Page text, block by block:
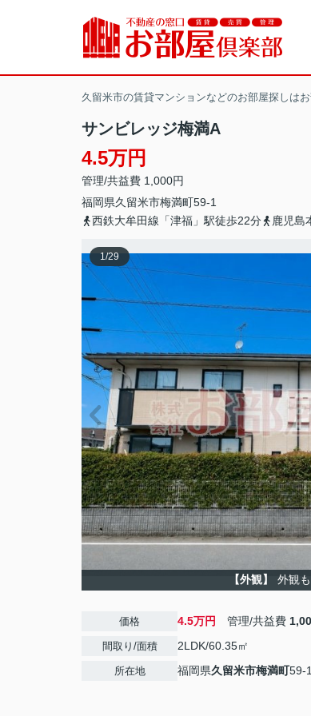
久留米市の賃貸マンションなどのお部屋探しは
サンビレッジ梅満A
4.5万円
管理/共益費 1,000円
福岡県久留米市梅満町59-1
西鉄大牟田線「津福」駅徒歩22分
鹿児島
1/29
【外観】 外観
価格 4.5万円 管理/共益費
間取り/面積 2LDK/60.35㎡
所在地 福岡県久留米市梅満町59-1